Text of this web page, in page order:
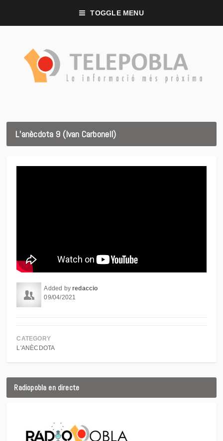
TOGGLE MENU
L’anècdota 9 (Ivan Carbonell)
Added byredaccio
09/04/2021
CATEGORY
L'ANÈCDOTA
Radiopobla en directe